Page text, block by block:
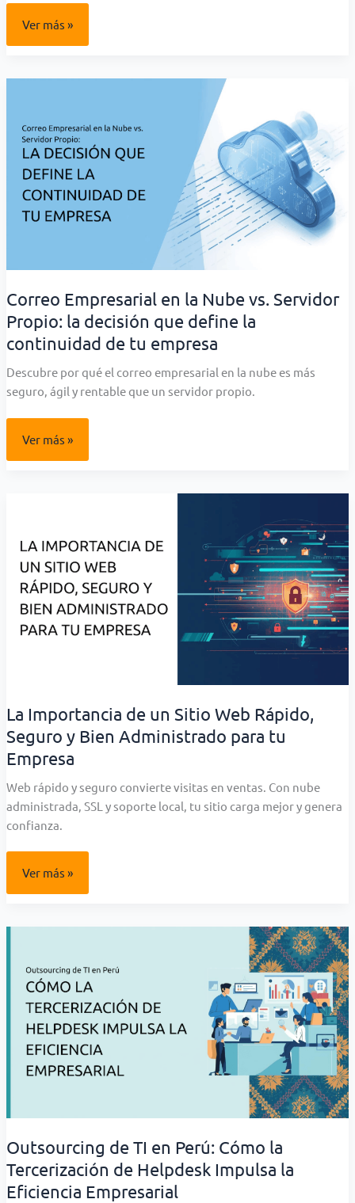
Manual
Ciberseguridad
Hoy
tu
Negocio
Ver más »
Correo Empresarial en la Nube vs. Servidor
Propio: la decisión que define la
continuidad de tu empresa
Descubre por qué el correo empresarial en la nube es más
seguro, ágil y rentable que un servidor propio.
Correo
Empresarial
en
decisión
que
define
la
continuidad
de
tu
empresa
Ver más »
La Importancia de un Sitio Web Rápido,
Seguro y Bien Administrado para tu
Empresa
Web rápido y seguro convierte visitas en ventas. Con nube
administrada, SSL y soporte local, tu sitio carga mejor y genera
confianza.
La
de
Web
Bien
Administrado
para
tu
Empresa
Ver más »
Outsourcing de TI en Perú: Cómo la
Tercerización de Helpdesk Impulsa la
Eficiencia Empresarial